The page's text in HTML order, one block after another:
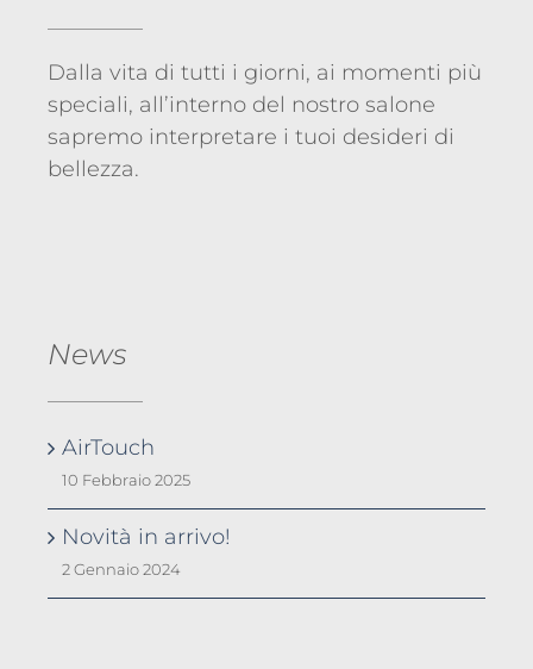
Dalla vita di tutti i giorni, ai momenti più
speciali, all’interno del nostro salone
sapremo interpretare i tuoi desideri di
bellezza.
News
AirTouch
10 Febbraio 2025
Novità in arrivo!
2 Gennaio 2024